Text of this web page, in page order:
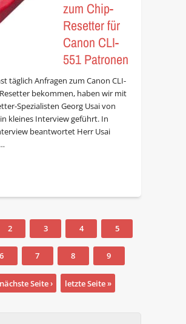
zum Chip-
Resetter für
Canon CLI-
551 Patronen
täglich Anfragen zum Canon CLI-
bekommen, haben wir mit
Spezialisten Georg Usai von
kleines Interview geführt. In
beantwortet Herr Usai
2 3 4 5
6 7 8 9
nächste Seite › letzte Seite »